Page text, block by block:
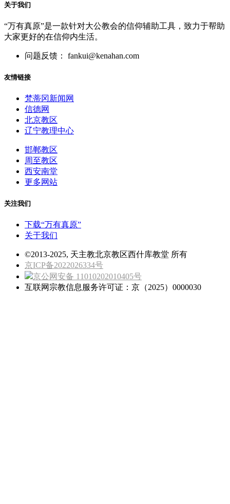
关于我们
“万有真原”是一款针对大公教会的信仰辅助工具，致力于帮助
大家更好的在信仰内生活。
问题反馈： fankui@kenahan.com
友情链接
梵蒂冈新闻网
信德网
北京教区
辽宁教理中心
邯郸教区
周至教区
西安南堂
更多网站
关注我们
下载“万有真原”
关于我们
©2013-2025, 天主教北京教区西什库教堂 所有
京ICP备2022026334号
京公网安备 11010202010405号
互联网宗教信息服务许可证：京（2025）0000030